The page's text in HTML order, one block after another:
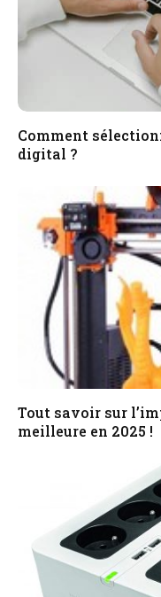
Comment
digital ?
Tout savoir sur
meilleure en 2025 !